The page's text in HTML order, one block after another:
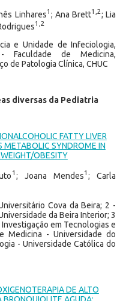
Linhares1 ; Ana Brett1,2; Lia
1,2
e Unidade de Infeciologia,
Faculdade de Medicina,
de Patologia Clínica, CHUC
diversas da Pediatria
FATTY LIVER
METABOLIC SYNDROME IN
OBESITY
1 ; Joana Mendes1 ; Carla
Cova da Beira; 2 -
da Beira Interior; 3
em Tecnologias e
Medicina - Universidade do
- Universidade Católica do
DE ALTO